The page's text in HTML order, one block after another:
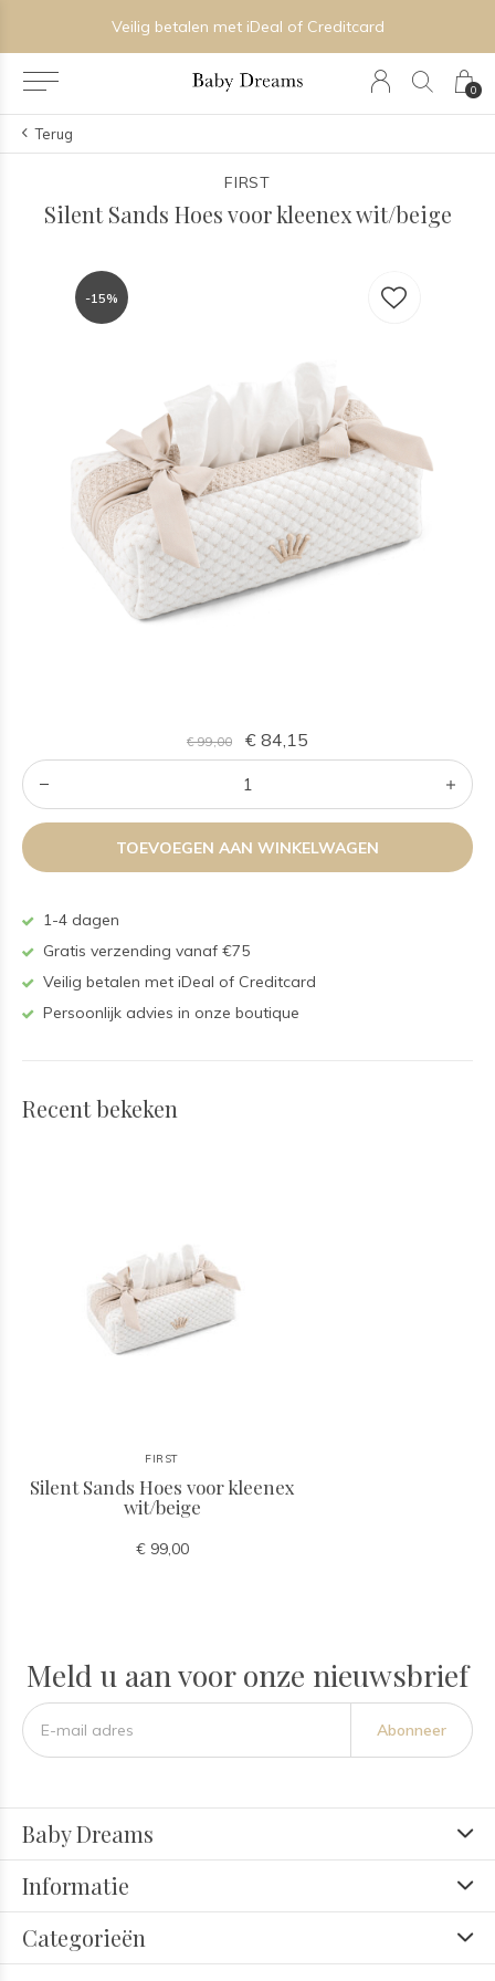
0
Veilig betalen met iDeal of Creditcard
Terug
FIRST
Silent Sands Hoes voor kleenex wit/beige
-15%
€ 99,00 € 84,15
TOEVOEGEN AAN WINKELWAGEN
1-4 dagen
Gratis verzending vanaf €75
Veilig betalen met iDeal of Creditcard
Persoonlijk advies in onze boutique
Recent bekeken
FIRST
Silent Sands Hoes voor kleenex
wit/beige
€ 99,00
Meld u aan voor onze nieuwsbrief
Abonneer
Baby Dreams
Informatie
Categorieën